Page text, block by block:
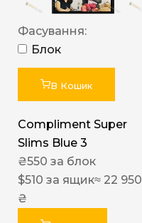
Фасування:
Блок
В Кошик
Compliment Super
Slims Blue 3
₴550 за блок
$510 за ящик≈ 22 950
₴